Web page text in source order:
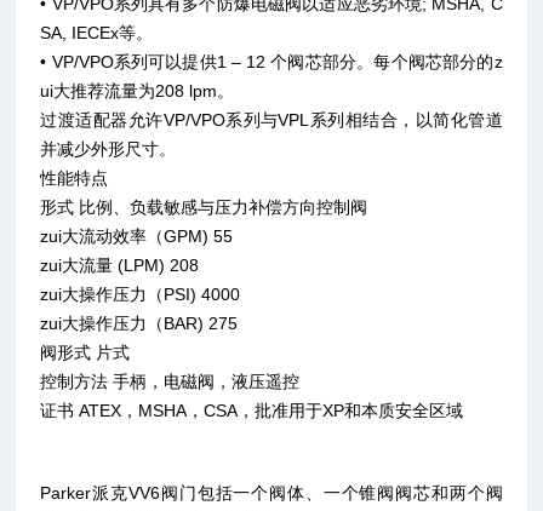
SA, IECEx等。
• VP/VPO系列可以提供1 – 12 个阀芯部分。每个阀芯部分的z
ui大推荐流量为208 lpm。
过渡适配器允许VP/VPO系列与VPL系列相结合，以简化管道
并减少外形尺寸。
性能特点
形式 比例、负载敏感与压力补偿方向控制阀
zui大流动效率（GPM) 55
zui大流量 (LPM) 208
zui大操作压力（PSI) 4000
zui大操作压力（BAR) 275
阀形式 片式
控制方法 手柄，电磁阀，液压遥控
证书 ATEX，MSHA，CSA，批准用于XP和本质安全区域
Parker派克VV6阀门包括一个阀体、一个锥阀阀芯和两个阀